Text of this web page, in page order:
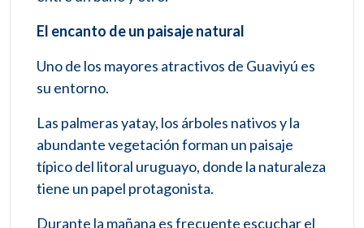
El encanto de un paisaje natural
Uno de los mayores atractivos de Guaviyú es
su entorno.
Las palmeras yatay, los árboles nativos y la
abundante vegetación forman un paisaje
típico del litoral uruguayo, donde la naturaleza
tiene un papel protagonista.
Durante la mañana es frecuente escuchar el